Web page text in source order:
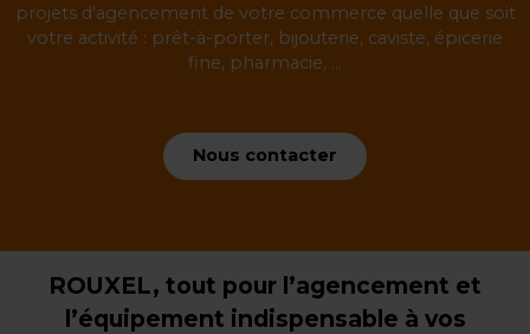
projets d'agencement de votre commerce quelle que soit
votre activité : prêt-à-porter, bijouterie, caviste, épicerie
fine, pharmacie, ...
Nous contacter
ROUXEL, tout pour l’agencement et
l’équipement indispensable à vos